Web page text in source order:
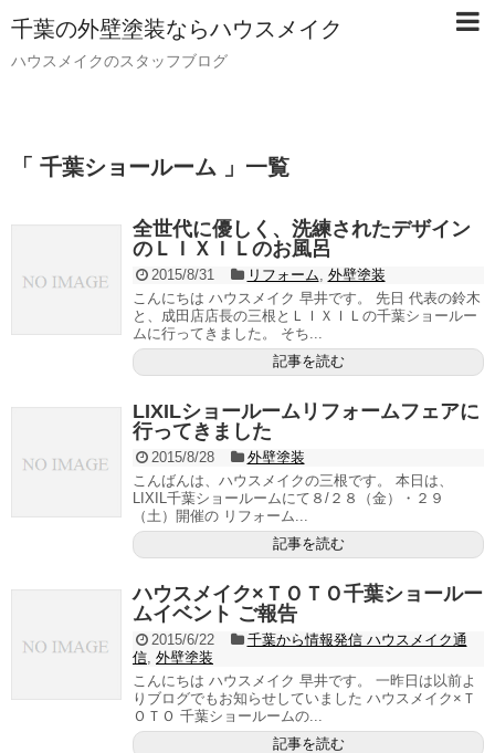
千葉の外壁塗装ならハウスメイク
ハウスメイクのスタッフブログ
「 千葉ショールーム 」一覧
全世代に優しく、洗練されたデザイン
のＬＩＸＩＬのお風呂
2015/8/31 リフォーム 外壁塗装
こんにちは ハウスメイク 早井です。 先日 代表の鈴木
と、成田店店長の三根とＬＩＸＩＬの千葉ショールー
ムに行ってきました。 そち...
記事を読む
LIXILショールームリフォームフェアに
行ってきました
2015/8/28
外壁塗装
こんばんは、ハウスメイクの三根です。 本日は、
LIXIL千葉ショールームにて８/２８（金）・２９
（土）開催の リフォーム...
記事を読む
ハウスメイク×ＴＯＴＯ千葉ショールー
ムイベント ご報告
2015/6/22
千葉から情報発信 ハウスメイク通
信 外壁塗装
こんにちは ハウスメイク 早井です。 一昨日は以前よ
りブログでもお知らせしていました ハウスメイク×Ｔ
ＯＴＯ 千葉ショールームの...
記事を読む